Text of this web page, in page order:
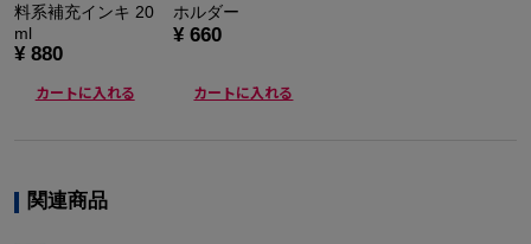
料系補充インキ 20
ml
¥ 880
カートに入れる
ホルダー
¥ 660
カートに入れる
関連商品